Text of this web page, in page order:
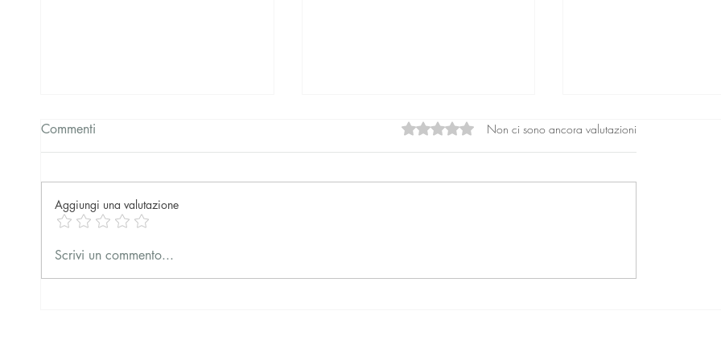
Prima presentazione del libro
Commenti Valutazione 0 stelle su 5.Non ci sono ancora valutazioni
Aggiungi una valutazione
Scrivi un commento...